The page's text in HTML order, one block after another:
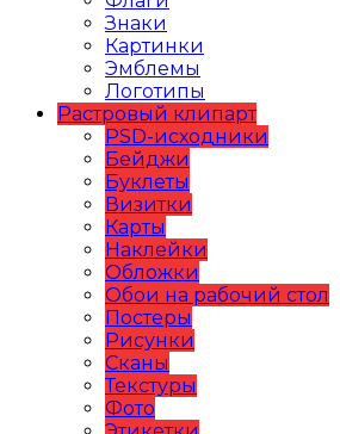
Знаки
Картинки
Эмблемы
Логотипы
Растровый клипарт
PSD-исходники
Бейджи
Буклеты
Визитки
Карты
Наклейки
Обложки
Обои на рабочий стол
Постеры
Рисунки
Сканы
Текстуры
Фото